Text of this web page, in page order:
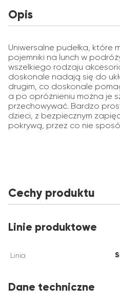
Opis
Uniwersalne pudełka, które
pojemniki na lunch w
wszelkiego rodzaju
doskonale nadają się do
drugim, co doskonale
a po opróżnieniu można je
przechowywać. Bardzo
dzieci, z bezpiecznym
pokrywą, przez co nie
Cechy produktu
Linie produktowe
Linia
Dane techniczne